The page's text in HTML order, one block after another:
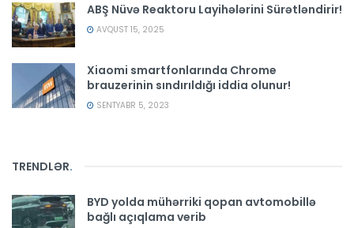
ABŞ Nüvə Reaktoru Layihələrini Sürətləndirir!
AVQUST 15, 2025
Xiaomi smartfonlarında Chrome
brauzerinin sındırıldığı iddia olunur!
SENTYABR 5, 2023
TRENDLƏR.
BYD yolda mühərriki qopan avtomobillə
bağlı açıqlama verib